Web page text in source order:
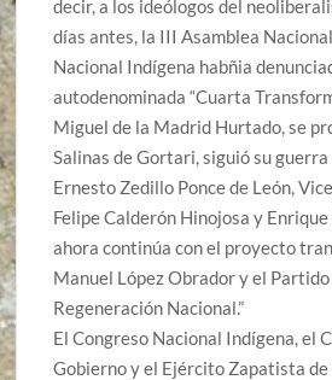
decir, a los ideólogos del
días antes, la III Asamblea
Nacional Indígena habñia
autodenominada “Cuarta
Miguel de la Madrid Hurtado, se
Salinas de Gortari, siguió su
Ernesto Zedillo Ponce de León,
Felipe Calderón Hinojosa y
ahora continúa con el proyecto
Manuel López Obrador y el
Regeneración Nacional.”
El Congreso Nacional Indígena, el
Gobierno y el Ejército Zapatista